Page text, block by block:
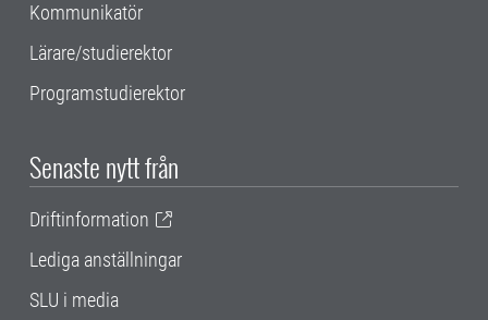
Kommunikatör
Lärare/studierektor
Programstudierektor
Senaste nytt från
Driftinformation
Lediga anställningar
SLU i media